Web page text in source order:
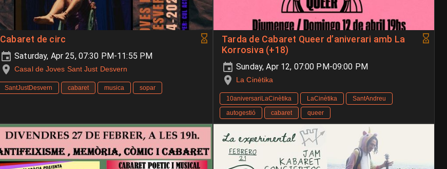
Cabaret de circ
Saturday, Apr 25, 07:30 PM-11:55 PM
Casal de Joves Sant Just Desvern
SantJustDesvern cabaret musica sopar
Tarda de Cabaret Queer d’aniverari amb La
Korrosiva (+18)
Sunday, Apr 12, 07:00 PM-09:00 PM
La Cinètika
10aniversariLaCinètika LaCinètika
SantAndreu
autogestió
cabaret queer